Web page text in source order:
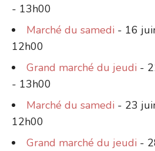
- 13h00
Marché du samedi - 16
12h00
Grand marché du jeudi -
- 13h00
Marché du samedi - 23
12h00
Grand marché du jeudi -